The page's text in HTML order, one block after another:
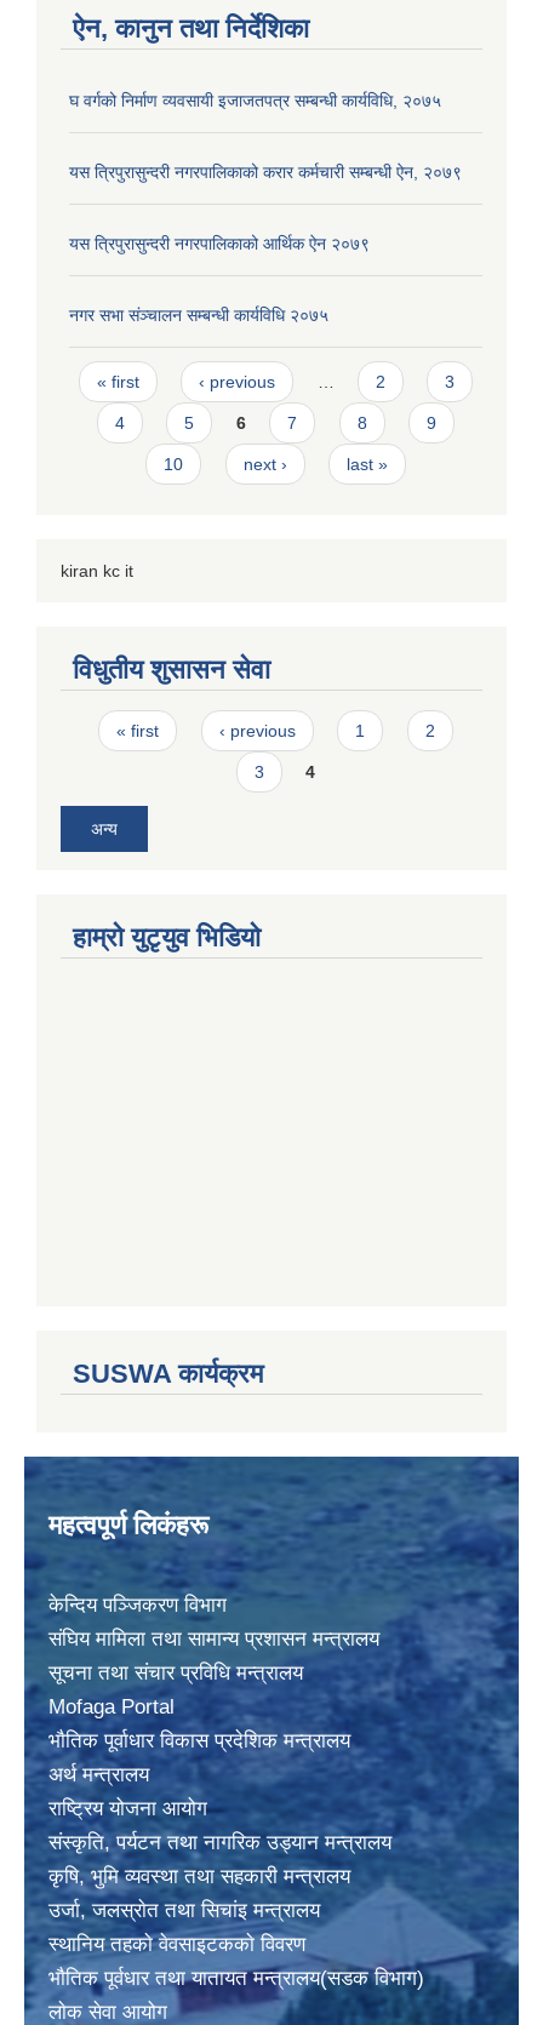
ऐन, कानुन तथा निर्देशिका
घ वर्गको निर्माण व्यवसायी इजाजतपत्र सम्बन्धी कार्यविधि, २०७५
यस त्रिपुरासुन्दरी नगरपालिकाको करार कर्मचारी सम्बन्धी ऐन, २०७९
यस त्रिपुरासुन्दरी नगरपालिकाको आर्थिक ऐन २०७९
नगर सभा संञ्चालन सम्बन्धी कार्यविधि २०७५
Pages
« first ‹ previous 2 3
4 5 6 7 8 9
10 next › last »
kiran kc it
विधुतीय शुसासन सेवा
Pages
« first ‹ previous 1 2
3 4
अन्य
हाम्राे युटृयुव भिडियाे
SUSWA कार्यक्रम
महत्वपूर्ण लिकंहरू
केन्दिय पञ्जिकरण विभाग
संघिय मामिला तथा सामान्य प्रशासन मन्त्रालय
सूचना तथा संचार प्रविधि मन्त्रालय
Mofaga Portal
भाैतिक पूर्वाधार विकास प्रदेशिक मन्त्रालय
अर्थ मन्त्रालय
राष्ट्रिय योजना आयोग
संस्कृति, पर्यटन तथा नागरिक उड्यान मन्त्रालय
कृषि, भुमि व्यवस्था तथा सहकारी मन्त्रालय
उर्जा, जलस्राेत तथा सिचांइ मन्त्रालय
स्थानिय तहकाे वेवसाइटककाे विवरण
भाैतिक पूर्वधार तथा यातायत मन्त्रालय(सडक विभाग)
लाेक सेवा आयोग